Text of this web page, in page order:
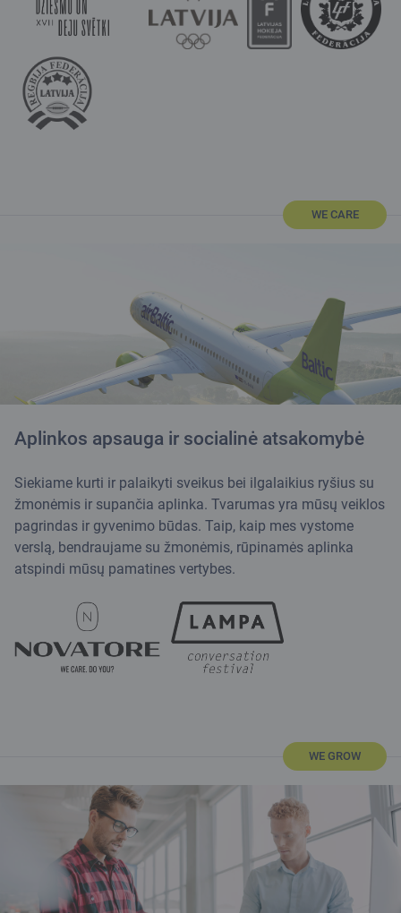
WE CARE
Aplinkos apsauga ir socialinė atsakomybė
Siekiame kurti ir palaikyti sveikus bei ilgalaikius ryšius su
žmonėmis ir supančia aplinka. Tvarumas yra mūsų veiklos
pagrindas ir gyvenimo būdas. Taip, kaip mes vystome
verslą, bendraujame su žmonėmis, rūpinamės aplinka
atspindi mūsų pamatines vertybes.
WE GROW